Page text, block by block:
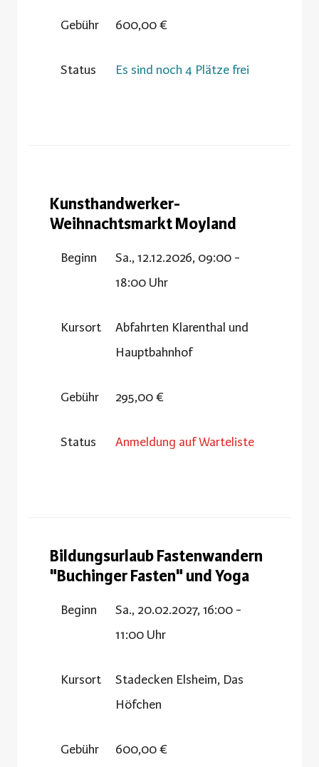
Gebühr 600,00 €
Status Es sind noch 4 Plätze frei
Kunsthandwerker-
Weihnachtsmarkt Moyland
Beginn
Sa., 12.12.2026, 09:00 -
18:00 Uhr
Kursort
Abfahrten Klarenthal und
Hauptbahnhof
Gebühr 295,00 €
Status Anmeldung auf Warteliste
Bildungsurlaub Fastenwandern
"Buchinger Fasten" und Yoga
Beginn
Sa., 20.02.2027, 16:00 -
11:00 Uhr
Kursort
Stadecken Elsheim, Das
Höfchen
Gebühr 600,00 €